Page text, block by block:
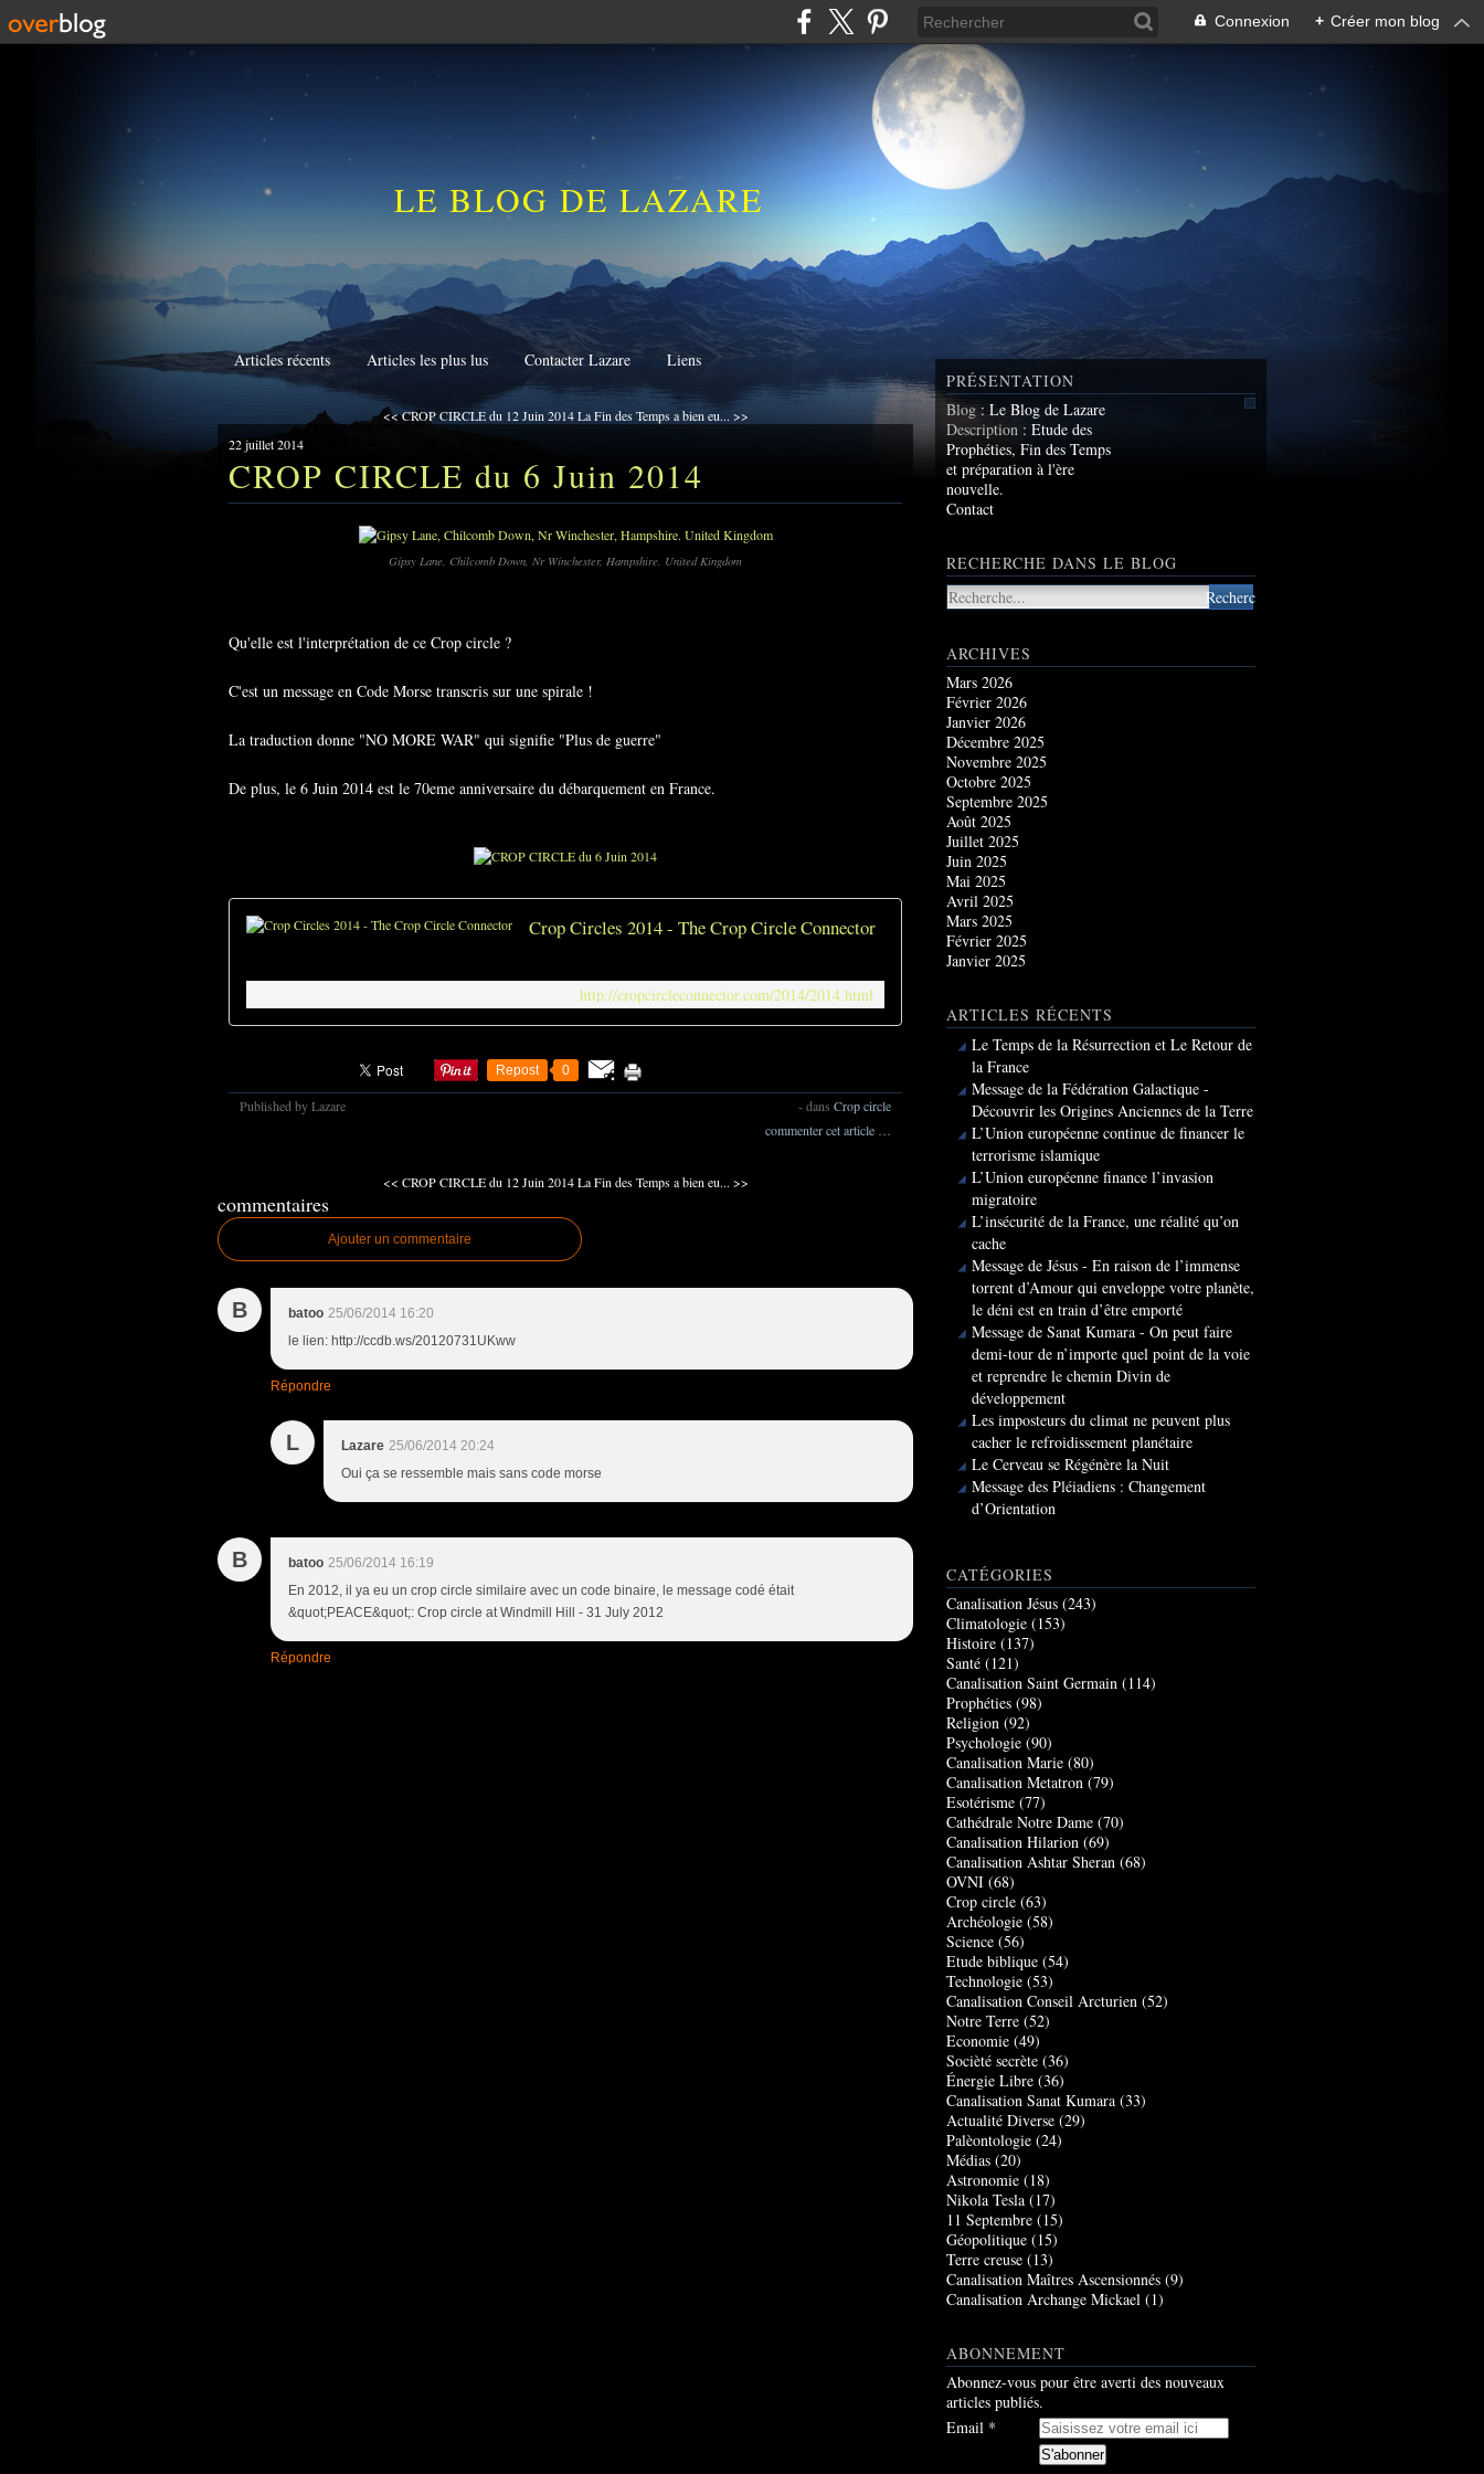
Connexion + Créer mon blog
LE BLOG DE LAZARE
Articles récents Articles les plus lus Contacter Lazare Liens
<< CROP CIRCLE du 12 Juin 2014 La Fin des Temps a bien eu... >>
22 juillet 2014
CROP CIRCLE du 6 Juin 2014
Gipsy Lane, Chilcomb Down, Nr Winchester, Hampshire. United Kingdom
Qu'elle est l'interprétation de ce Crop circle ?
C'est un message en Code Morse transcris sur une spirale !
La traduction donne "NO MORE WAR" qui signifie "Plus de guerre"
De plus, le 6 Juin 2014 est le 70eme anniversaire du débarquement en France.
Crop Circles 2014 - The Crop Circle Connector
http://cropcircleconnector.com/2014/2014.html
Repost 0
Published by Lazare -dans Crop circle
commenter cet article
<< CROP CIRCLE du 12 Juin 2014 La Fin des Temps a bien eu... >>
commentaires
Ajouter un commentaire
B batoo 25/06/2014 16:20
le lien: http://ccdb.ws/20120731UKww
Répondre
L Lazare 25/06/2014 20:24
Oui ça se ressemble mais sans code morse
B batoo 25/06/2014 16:19
En 2012, il ya eu un crop circle similaire avec un code binaire, le message codé était
&quot;PEACE&quot;: Crop circle at Windmill Hill - 31 July 2012
Répondre
PRÉSENTATION
Blog : Le Blog de Lazare
Description : Etude des
Prophéties, Fin des Temps
et préparation à l'ère
nouvelle.
Contact
RECHERCHE DANS LE BLOG
ARCHIVES
Mars 2026
Février 2026
Janvier 2026
Décembre 2025
Novembre 2025
Octobre 2025
Septembre 2025
Août 2025
Juillet 2025
Juin 2025
Mai 2025
Avril 2025
Mars 2025
Février 2025
Janvier 2025
ARTICLES RÉCENTS
Le Temps de la Résurrection et Le Retour de
la France
Message de la Fédération Galactique -
Découvrir les Origines Anciennes de la Terre
L’Union européenne continue de financer le
terrorisme islamique
L’Union européenne finance l’invasion
migratoire
L’insécurité de la France, une réalité qu’on
cache
Message de Jésus - En raison de l’immense
torrent d’Amour qui enveloppe votre planète,
le déni est en train d’être emporté
Message de Sanat Kumara - On peut faire
demi-tour de n’importe quel point de la voie
et reprendre le chemin Divin de
développement
Les imposteurs du climat ne peuvent plus
cacher le refroidissement planétaire
Le Cerveau se Régénère la Nuit
Message des Pléiadiens : Changement
d’Orientation
CATÉGORIES
Canalisation Jésus (243)
Climatologie (153)
Histoire (137)
Santé (121)
Canalisation Saint Germain (114)
Prophéties (98)
Religion (92)
Psychologie (90)
Canalisation Marie (80)
Canalisation Metatron (79)
Esotérisme (77)
Cathédrale Notre Dame (70)
Canalisation Hilarion (69)
Canalisation Ashtar Sheran (68)
OVNI (68)
Crop circle (63)
Archéologie (58)
Science (56)
Etude biblique (54)
Technologie (53)
Canalisation Conseil Arcturien (52)
Notre Terre (52)
Economie (49)
Socièté secrète (36)
Énergie Libre (36)
Canalisation Sanat Kumara (33)
Actualité Diverse (29)
Palèontologie (24)
Médias (20)
Astronomie (18)
Nikola Tesla (17)
11 Septembre (15)
Géopolitique (15)
Terre creuse (13)
Canalisation Maîtres Ascensionnés (9)
Canalisation Archange Mickael (1)
ABONNEMENT
Abonnez-vous pour être averti des nouveaux
articles publiés.
Email